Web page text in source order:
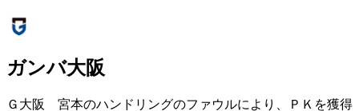
ガンバ大阪
Ｇ大阪 宮本のハンドリングのファウルにより、ＰＫを獲得